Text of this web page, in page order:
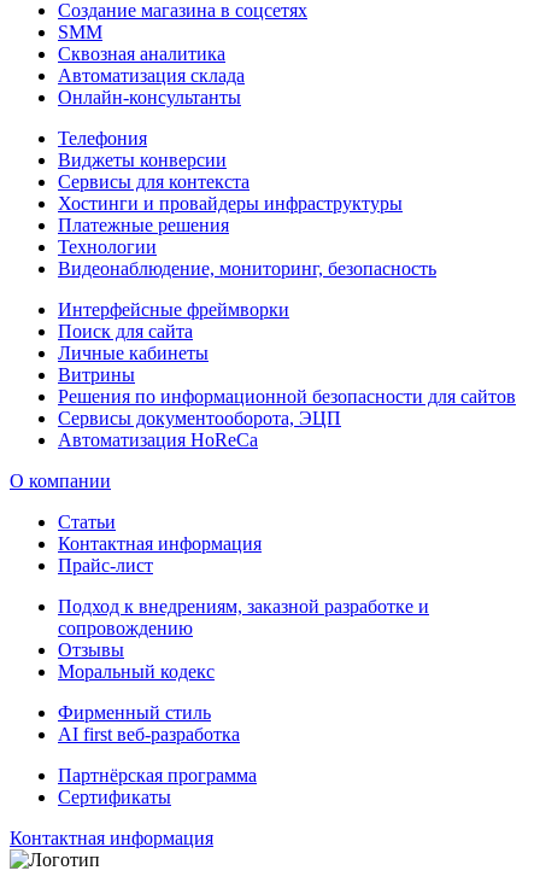
Создание магазина в соцсетях
SMM
Сквозная аналитика
Автоматизация склада
Онлайн-консультанты
Телефония
Виджеты конверсии
Сервисы для контекста
Хостинги и провайдеры инфраструктуры
Платежные решения
Технологии
Видеонаблюдение, мониторинг, безопасность
Интерфейсные фреймворки
Поиск для сайта
Личные кабинеты
Витрины
Решения по информационной безопасности для сайтов
Сервисы документооборота, ЭЦП
Автоматизация HoReCa
О компании
Статьи
Контактная информация
Прайс-лист
Подход к внедрениям, заказной разработке и
сопровождению
Отзывы
Моральный кодекс
Фирменный стиль
AI first веб-разработка
Партнёрская программа
Сертификаты
Контактная информация